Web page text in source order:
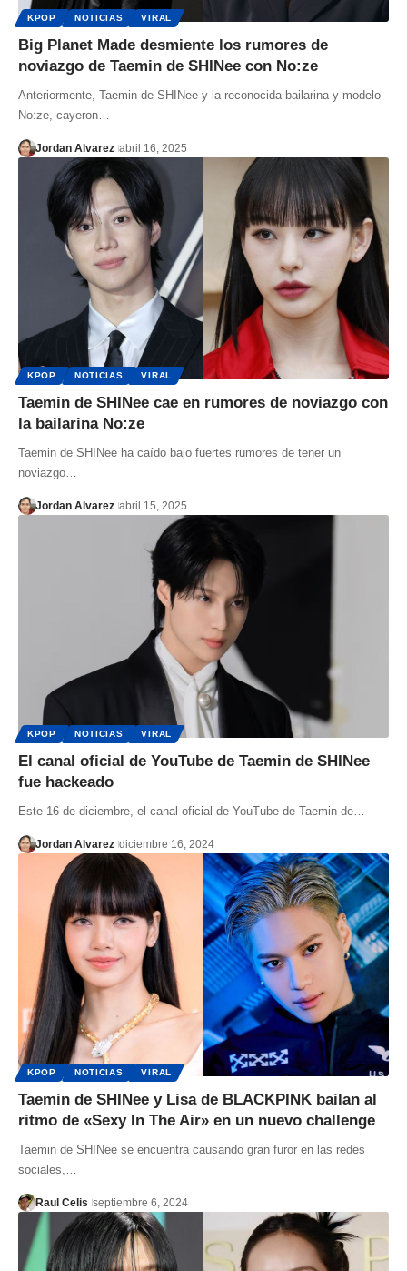
KPOP NOTICIAS VIRAL
Big Planet Made desmiente los rumores de
noviazgo de Taemin de SHINee con No:ze
Anteriormente, Taemin de SHINee y la reconocida bailarina y modelo
No:ze, cayeron…
Jordan Alvarez abril 16, 2025
KPOP NOTICIAS VIRAL
Taemin de SHINee cae en rumores de noviazgo con
la bailarina No:ze
Taemin de SHINee ha caído bajo fuertes rumores de tener un
noviazgo…
Jordan Alvarez abril 15, 2025
KPOP NOTICIAS VIRAL
El canal oficial de YouTube de Taemin de SHINee
fue hackeado
Este 16 de diciembre, el canal oficial de YouTube de Taemin de…
Jordan Alvarez diciembre 16, 2024
KPOP NOTICIAS VIRAL
Taemin de SHINee y Lisa de BLACKPINK bailan al
ritmo de «Sexy In The Air» en un nuevo challenge
Taemin de SHINee se encuentra causando gran furor en las redes
sociales,…
Raul Celis septiembre 6, 2024